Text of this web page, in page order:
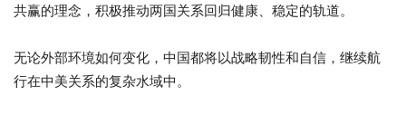
共赢的理念，积极推动两国关系回归健康、稳定的轨道。
无论外部环境如何变化，中国都将以战略韧性和自信，继续航
行在中美关系的复杂水域中。